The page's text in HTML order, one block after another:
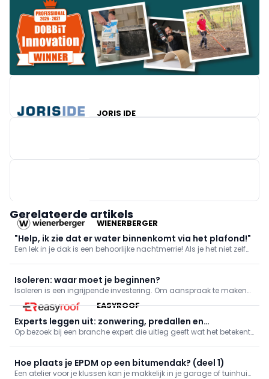
JORIS IDE
EASYROOF
WIENERBERGER
Gerelateerde artikels
"Help, ik zie dat er water binnenkomt via het plafond!"
Een lek in je dak is een behoorlijke nachtmerrie! Als je het niet zelf
zelf kan doen om erger te voorkomen.
Isoleren: waar moet je beginnen?
Isoleren is een ingrijpende investering. Om aanspraak te maken
op een van de vele premies die je kan krijgen, moet de isolatie van
je woning aan bepaalde voorwaarden. Wat dat betekent,
overlopen we in dit artikel.
Experts leggen uit: zonwering, predallen en
dakdichting
Op bezoek bij een branche expert die uitleg geeft wat het betekent
Hoe plaats je EPDM op een bitumendak? (deel 1)
Een atelier voor je klussen kan je makkelijk in je garage of tuinhuis